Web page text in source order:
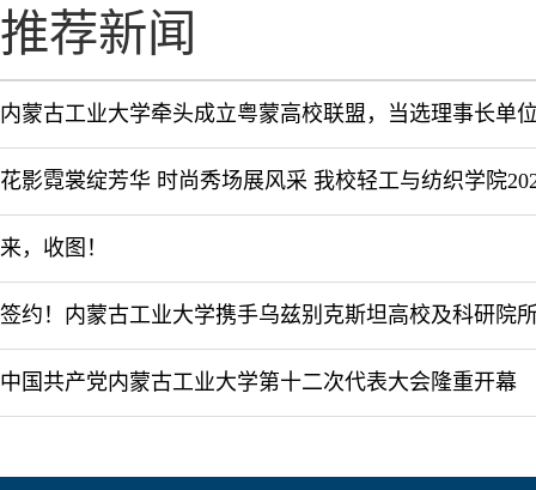
推荐新闻
内蒙古工业大学牵头成立粤蒙高校联盟，当选理事长单
来，收图！
中国共产党内蒙古工业大学第十二次代表大会隆重开幕